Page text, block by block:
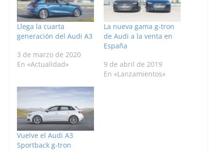
Llega la cuarta
generación del Audi A3
3 de marzo de 2020
En «Actualidad»
La nueva gama g-tron
de Audi a la venta en
España
9 de abril de 2019
En «Lanzamientos»
Vuelve el Audi A3
Sportback g-tron